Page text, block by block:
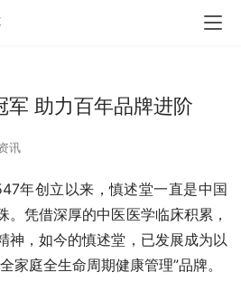
军 助力百年品牌进阶
讯
年创立以来，慎述堂一直是中国
。凭借深厚的中医医学临床积累，
神，如今的慎述堂，已发展成为以
家庭全生命周期健康管理”品牌。